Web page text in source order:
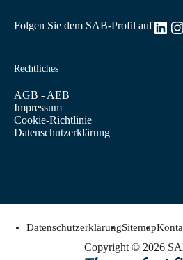
Rechtliches
AGB - AEB
Impressum
Cookie-Richtlinie
Datenschutzerklärung
Folgen Sie dem SAB-Profil auf
Copyright © 2026
DatenschutzerklärungSitemap